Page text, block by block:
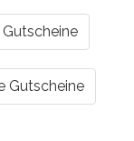
Gutscheine